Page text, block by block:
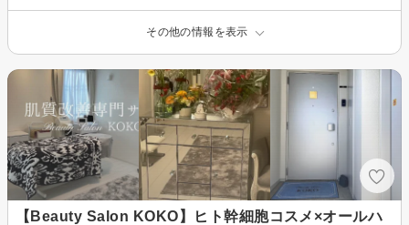
その他の情報を表示
【Beauty Salon KOKO】ヒト幹細胞コスメ×オールハ